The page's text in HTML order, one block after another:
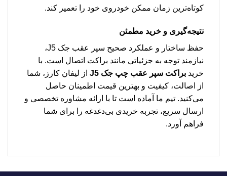
کوتاه‌ترین زمان ممکن خودروی خود را تعمیر کند.
نتیجه‌گیری و خرید مطمئن
حفظ ساختار و عملکرد صحیح سپر عقب جک J5،
نیازمند توجه به جزئیاتی مانند براکت اتصال است. با
خرید براکت سپر عقب چپ جک J5
از لیفان کارز، شما
از اصالت، کیفیت و بهترین قیمت اطمینان حاصل
می‌کنید. تیم ما آماده است تا با ارائه مشاوره تخصصی و
ارسال سریع، تجربه خریدی بی‌دغدغه را برای شما
فراهم آورد.